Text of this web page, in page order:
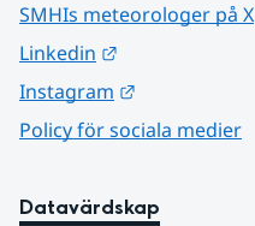
SMHIs meteorologer på X
Linkedin
Instagram
Policy för sociala medier
Datavärdskap